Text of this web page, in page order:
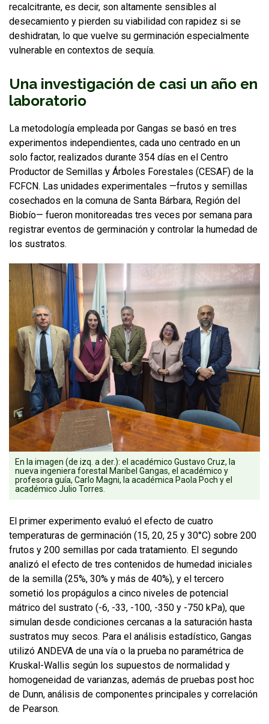
recalcitrante, es decir, son altamente sensibles al
desecamiento y pierden su viabilidad con rapidez si se
deshidratan, lo que vuelve su germinación especialmente
vulnerable en contextos de sequía.
Una investigación de casi un año en
laboratorio
La metodología empleada por Gangas se basó en tres
experimentos independientes, cada uno centrado en un
solo factor, realizados durante 354 días en el Centro
Productor de Semillas y Árboles Forestales (CESAF) de la
FCFCN. Las unidades experimentales —frutos y semillas
cosechados en la comuna de Santa Bárbara, Región del
Biobío— fueron monitoreadas tres veces por semana para
registrar eventos de germinación y controlar la humedad de
los sustratos.
En la imagen (de izq. a der.): el académico Gustavo Cruz, la
nueva ingeniera forestal Maribel Gangas, el académico y
profesora guía, Carlo Magni, la académica Paola Poch y el
académico Julio Torres.
El primer experimento evaluó el efecto de cuatro
temperaturas de germinación (15, 20, 25 y 30°C) sobre 200
frutos y 200 semillas por cada tratamiento. El segundo
analizó el efecto de tres contenidos de humedad iniciales
de la semilla (25%, 30% y más de 40%), y el tercero
sometió los propágulos a cinco niveles de potencial
mátrico del sustrato (-6, -33, -100, -350 y -750 kPa), que
simulan desde condiciones cercanas a la saturación hasta
sustratos muy secos. Para el análisis estadístico, Gangas
utilizó ANDEVA de una vía o la prueba no paramétrica de
Kruskal-Wallis según los supuestos de normalidad y
homogeneidad de varianzas, además de pruebas post hoc
de Dunn, análisis de componentes principales y correlación
de Pearson.